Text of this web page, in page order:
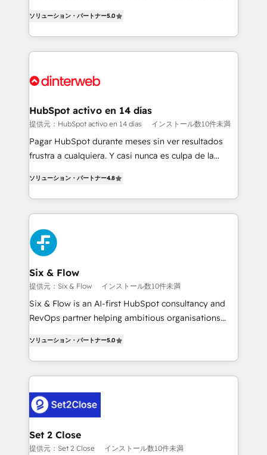
is there for you to: - Grow revenue, and run your
business more efficiently - Build stronger
relationships with customers - Make better
more people - Get the most out of your HubSpot
maximise their return from digital and fuel their
growth. We modernise platforms, streamline
operations that are causing inefficiencies, improve
supercharge revenue operations Key services: • CRM
Transformation / Web Development • RevOps &
Sales Consulting • Marketing Automation What
makes us different? 🚀 Top 0.5% of global HubSpot
agencies ⚙️ The strongest technical ability and
partners who will embed ourselves into your
business, processes and systems 🏢 We specialise in
complex use cases 🏆 CRM Implementation,
Platform Enablement, Custom Integration and
Certified
ソリューション・パートナー5.0
HubSpot activo en 14 días
提供元：HubSpot activo en 14 días インストール数10件未満
Pagar HubSpot durante meses sin ver resultados
frustra a cualquiera. Y casi nunca es culpa de la
implementó. Trabajamos con un catálogo de +80
casos de uso: cada uno resuelve un problema
concreto de tu operación en HubSpot. La entrega
toma de 1 a 3 semanas por caso, abordamos varios
en paralelo cuando tiene sentido, y siempre
confirmamos resultados antes de seguir avanzando.
Empiezas a ver resultados antes de que termine el
mes. 🏆 HubSpot Partner of the Year 2022, máximo
reconocimiento del ecosistema. Elite Solutions
Partner, el nivel más alto. +700 clientes
Hospital ABC, Hogares Unión, Yves Rocher,
MacStore, Café Britt, Bella Piel, confiaron en
respuestas para empezar. Te ayudamos a identificar
el primer caso de uso que más impacto te dará.
días.
ソリューション・パートナー4.8
Six & Flow
提供元：Six & Flow インストール数10件未満
Six & Flow is an AI-first HubSpot consultancy and
RevOps partner helping ambitious organisations
Operating across the UK, Netherlands, Ireland, and
Canada, we’ve delivered thousands of successful
HubSpot projects for mid-market and enterprise
combine HubSpot, data, and AI to design connected
go-to-market systems that align people, process,
and technology for predictable, scalable revenue
growth. Our expertise spans RevOps, CRM and data
ソリューション・パートナー5.0
Set 2 Close
提供元：Set 2 Close インストール数10件未満